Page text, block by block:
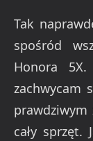
Tak
spośród
Honora
zachwycam
prawdziwym
cały sprzęt.